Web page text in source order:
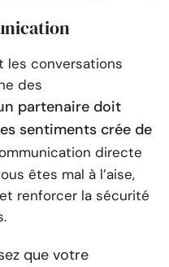
les conversations
des
partenaire doit
sentiments crée de
directe
êtes mal à l’aise,
renforcer la sécurité
que votre